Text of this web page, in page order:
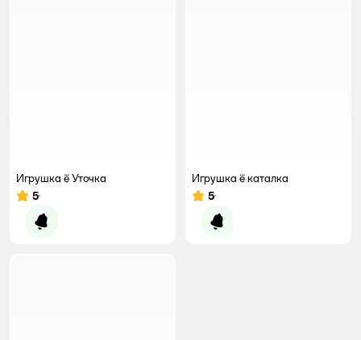
Игрушка ё Уточка
Рейтинг:
5
Уведомить о появлении
Игрушка ё каталка
Рейтинг:
5
Уведомить о появлении